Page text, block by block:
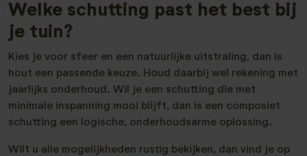
Welke schutting past het best bij
je tuin?
Kies je voor sfeer en een natuurlijke uitstraling, dan is
hout een passende keuze. Houd daarbij wel rekening met
jaarlijks onderhoud. Wil je een schutting die met
minimale inspanning mooi blijft, dan is een composiet
schutting een logische, onderhoudsarme oplossing.
Wilt u alle mogelijkheden rustig bekijken, dan vind je op